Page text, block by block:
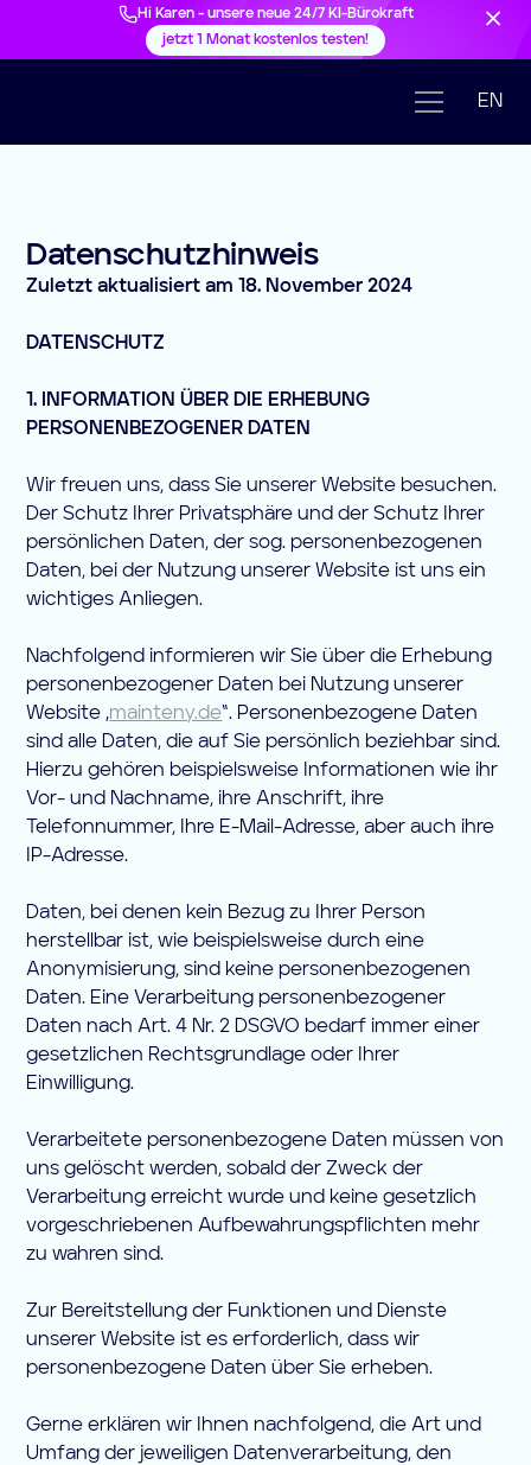
Hi Karen - unsere neue 24/7 KI-Bürokraft
jetzt 1 Monat kostenlos testen!
EN
Datenschutzhinweis
Zuletzt aktualisiert am 18. November 2024
DATENSCHUTZ
1. INFORMATION ÜBER DIE ERHEBUNG
PERSONENBEZOGENER DATEN
Wir freuen uns, dass Sie unserer Website besuchen.
Der Schutz Ihrer Privatsphäre und der Schutz Ihrer
persönlichen Daten, der sog. personenbezogenen
Daten, bei der Nutzung unserer Website ist uns ein
wichtiges Anliegen.
Nachfolgend informieren wir Sie über die Erhebung
personenbezogener Daten bei Nutzung unserer
Website „mainteny.de“. Personenbezogene Daten
sind alle Daten, die auf Sie persönlich beziehbar sind.
Hierzu gehören beispielsweise Informationen wie ihr
Vor- und Nachname, ihre Anschrift, ihre
Telefonnummer, Ihre E-Mail-Adresse, aber auch ihre
IP-Adresse.
Daten, bei denen kein Bezug zu Ihrer Person
herstellbar ist, wie beispielsweise durch eine
Anonymisierung, sind keine personenbezogenen
Daten. Eine Verarbeitung personenbezogener
Daten nach Art. 4 Nr. 2 DSGVO bedarf immer einer
gesetzlichen Rechtsgrundlage oder Ihrer
Einwilligung.
Verarbeitete personenbezogene Daten müssen von
uns gelöscht werden, sobald der Zweck der
Verarbeitung erreicht wurde und keine gesetzlich
vorgeschriebenen Aufbewahrungspflichten mehr
zu wahren sind.
Zur Bereitstellung der Funktionen und Dienste
unserer Website ist es erforderlich, dass wir
personenbezogene Daten über Sie erheben.
Gerne erklären wir Ihnen nachfolgend, die Art und
Umfang der jeweiligen Datenverarbeitung, den